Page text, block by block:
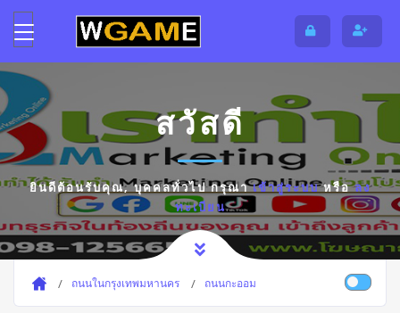
สวัสดี
ยินดีต้อนรับคุณ,บุคคลทั่วไปกรุณาเข้าสู่ระบบหรือลง
ทะเบียน
ถนนในกรุงเทพมหานคร ถนนกะออม